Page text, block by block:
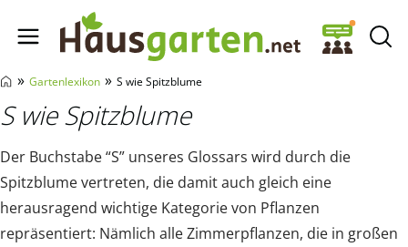
Hausgarten.net
» Gartenlexikon » S wie Spitzblume
S wie Spitzblume
Der Buchstabe “S” unseres Glossars wird durch die
Spitzblume vertreten, die damit auch gleich eine
herausragend wichtige Kategorie von Pflanzen
repräsentiert: Nämlich alle Zimmerpflanzen, die in großen